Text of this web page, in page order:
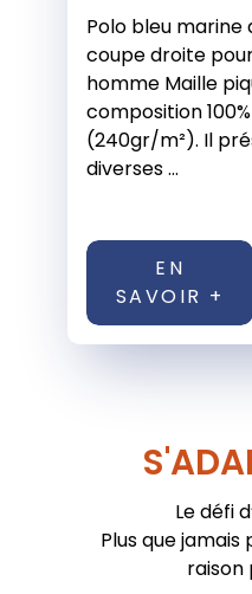
Polo bleu marine
coupe droite
homme Maille
composition
(240gr/m²). Il
diverses ...
EN
SAVOIR +
Le défi
Plus que
raison